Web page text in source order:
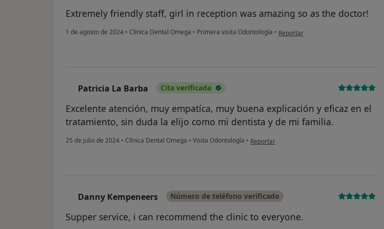
Extremely friendly staff, girl in reception was amazing so as the doctor!
1 de agosto de 2024 • Clínica Dental Omega • Primera visita Odontología • en opinión del usuario Vytautas
Reportar
Patricia La Barba Cita verificada
Excelente atención, muy empatíca, muy buena explicación y eficaz en el
tratamiento, sin duda la elijo como mi dentista y de mi familia.
25 de julio de 2024 • Clínica Dental Omega • Visita Odontología • en opinión del usuario Patricia La Barba
Reportar
Danny Kempeneers Número de teléfono verificado
Supper service, i can recommend the clinic to everyone.